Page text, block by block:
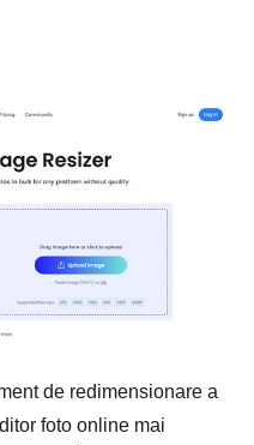
de redimensionare a
foto online mai